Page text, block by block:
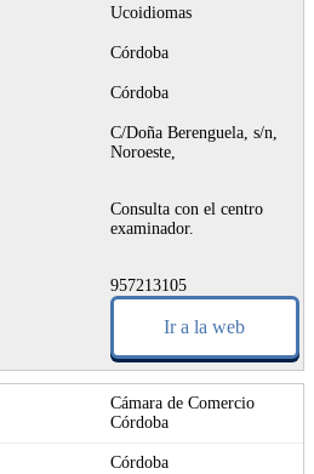
Ucoidiomas
Córdoba
Córdoba
C/Doña Berenguela, s/n,
Noroeste,
Consulta con el centro
examinador.
957213105
Ir a la web
Cámara de Comercio
Córdoba
Córdoba